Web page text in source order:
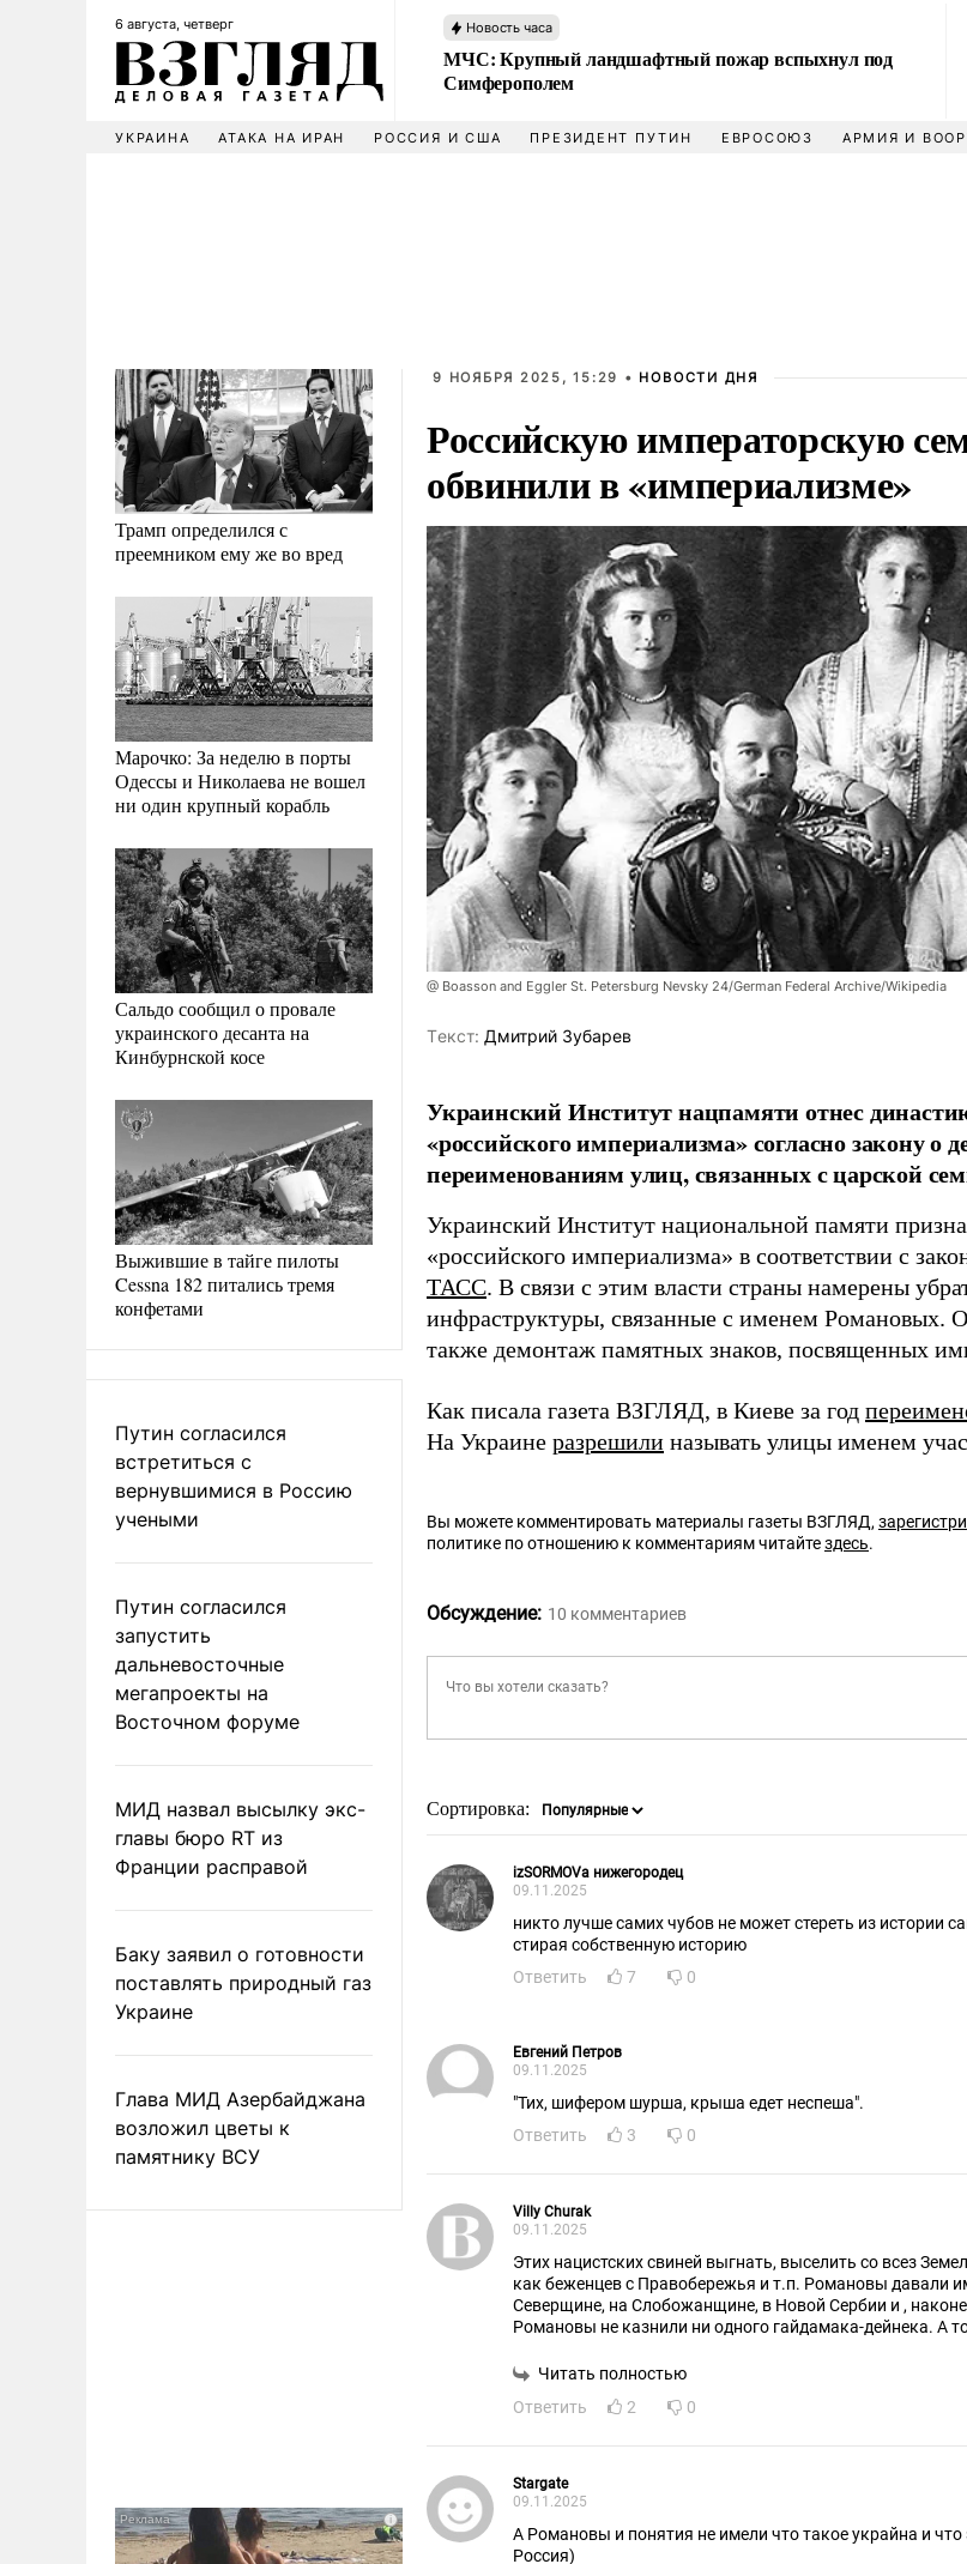
6 августа, четверг Новость часа
МЧС: Крупный ландшафтный пожар вспыхнул под
Симферополем
УКРАИНА АТАКА НА ИРАН РОССИЯ И США ПРЕЗИДЕНТ ПУТИН ЕВРОСОЮЗ АРМИЯ И
Трамп определился с
преемником ему же во вред
Марочко: За неделю в порты
Одессы и Николаева не вошел
ни один крупный корабль
Сальдо сообщил о провале
украинского десанта на
Кинбурнской косе
Выжившие в тайге пилоты
Cessna 182 питались тремя
конфетами
Путин согласился
встретиться с
вернувшимися в Россию
учеными
Путин согласился
запустить
дальневосточные
мегапроекты на
Восточном форуме
МИД назвал высылку экс-
главы бюро RT из
Франции расправой
Баку заявил о готовности
поставлять природный газ
Украине
Глава МИД Азербайджана
возложил цветы к
памятнику ВСУ
9 НОЯБРЯ 2025, 15:29 • НОВОСТИ ДНЯ
Российскую императорскую
обвинили в «империализме»
@ Boasson and Eggler St. Petersburg Nevsky 24/German Federal Archive/Wikipedia
Tекст: Дмитрий Зубарев
Украинский Институт нацпамяти отнес
«российского империализма» согласно закону о
переименованиям улиц, связанных с царской
Украинский Институт национальной памяти
«российского империализма» в соответствии с
ТАСС. В связи с этим власти страны намерены
инфраструктуры, связанные с именем Романовых.
также демонтаж памятных знаков, посвященных
Как писала газета ВЗГЛЯД, в Киеве за год
На Украине разрешили называть улицы именем
Вы можете комментировать материалы газеты ВЗГЛЯД,
политике по отношению к комментариям читайтездесь.
Обсуждение: 10 комментариев
Сортировка:
izSORMOVa нижегородец
09.11.2025
никто лучше самих чубов не может стереть из истории
стирая собственную историю
Ответить
7 0
Евгений Петров
09.11.2025
"Тих, шифером шурша, крыша едет неспеша".
Ответить
3 0
Villy Churak
09.11.2025
Этих нацистских свиней выгнать, выселить со всез
как беженцев с Правобережья и т.п. Романовы давали
Северщине, на Слобожанщине, в Новой Сербии и ,
Романовы не казнили ни одного гайдамака-дейнека. А
не дали автономию,, как дали Гетманщине. Ну и пошли
Читать полностью
Ответить
2 0
Stargate
09.11.2025
А Романовы и понятия не имели что такое украйна и
Россия)